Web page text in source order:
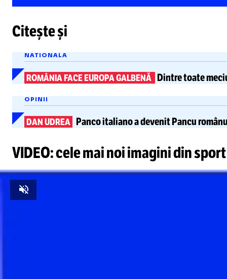
Citește și
NATIONALA
ROMÂNIA FACE EUROPA GALBENĂ Dintre toate
OPINII
DAN UDREA Panco italianoa devenit Pancu
VIDEO: cele mai noi imagini din sport
Unmute